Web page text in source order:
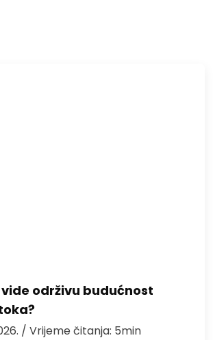
održivu budućnost
/ Vrijeme čitanja: 5min